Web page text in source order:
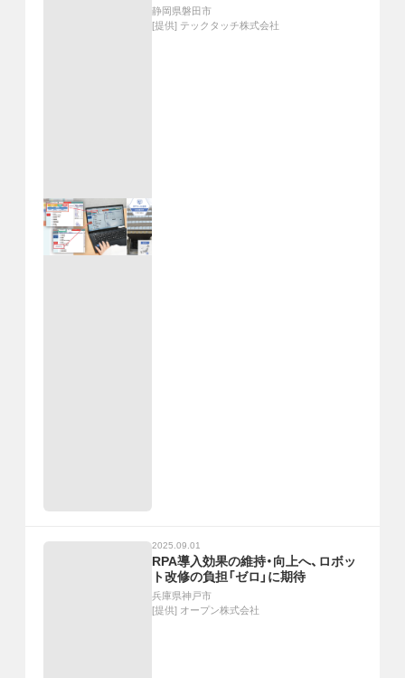
静岡県磐田市
[提供] テックタッチ株式会社
2025.09.01
RPA導入効果の維持・向上へ、ロボッ
ト改修の負担「ゼロ」に期待
兵庫県神戸市
[提供] オープン株式会社